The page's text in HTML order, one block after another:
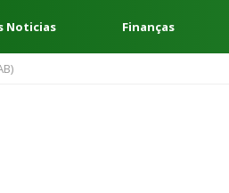
Noticias Finanças